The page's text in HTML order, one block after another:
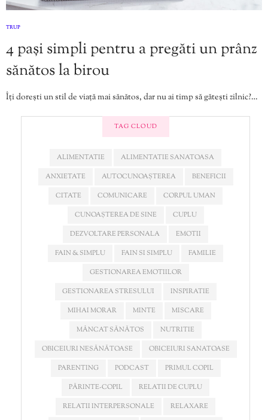
TRUP
4 pași simpli pentru a pregăti un prânz
sănătos la birou
Îți dorești un stil de viață mai sănătos, dar nu ai timp să gătești zilnic?…
TAG CLOUD
ALIMENTATIE
ALIMENTATIE SANATOASA
ANXIETATE
AUTOCUNOAȘTEREA
BENEFICII
CITATE
COMUNICARE
CORPUL UMAN
CUNOAȘTEREA DE SINE
CUPLU
DEZVOLTARE PERSONALA
EMOTII
FAIN & SIMPLU
FAIN SI SIMPLU
FAMILIE
GESTIONAREA EMOTIILOR
GESTIONAREA STRESULUI
INSPIRATIE
MIHAI MORAR
MINTE
MISCARE
MÂNCAT SĂNĂTOS
NUTRITIE
OBICEIURI NESĂNĂTOASE
OBICEIURI SANATOASE
PARENTING
PODCAST
PRIMUL COPIL
PĂRINTE-COPIL
RELATII DE CUPLU
RELATII INTERPERSONALE
RELAXARE